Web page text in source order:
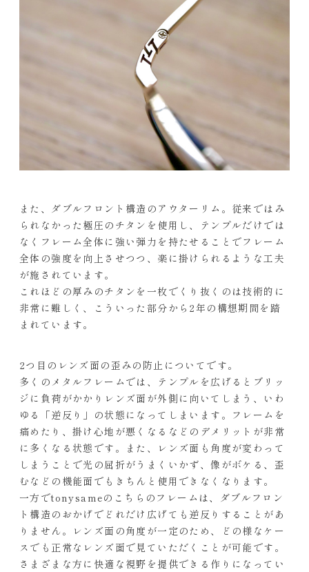
また、ダブルフロント構造のアウターリム。従来ではみ
られなかった極圧のチタンを使用し、テンプルだけでは
なくフレーム全体に強い弾力を持たせることでフレーム
全体の強度を向上させつつ、楽に掛けられるような工夫
が施されています。
これほどの厚みのチタンを一枚でくり抜くのは技術的に
非常に難しく、こういった部分から2年の構想期間を踏
まれています。
2つ目のレンズ面の歪みの防止についてです。
多くのメタルフレームでは、テンプルを広げるとブリッ
ジに負荷がかかりレンズ面が外側に向いてしまう、いわ
ゆる「逆反り」の状態になってしまいます。フレームを
痛めたり、掛け心地が悪くなるなどのデメリットが非常
に多くなる状態です。また、レンズ面も角度が変わって
しまうことで光の屈折がうまくいかず、像がボケる、歪
むなどの機能面でもきちんと使用できなくなります。
一方でtonysameのこちらのフレームは、ダブルフロン
ト構造のおかげでどれだけ広げても逆反りすることがあ
りません。レンズ面の角度が一定のため、どの様なケー
スでも正常なレンズ面で見ていただくことが可能です。
さまざまな方に快適な視野を提供できる作りになってい